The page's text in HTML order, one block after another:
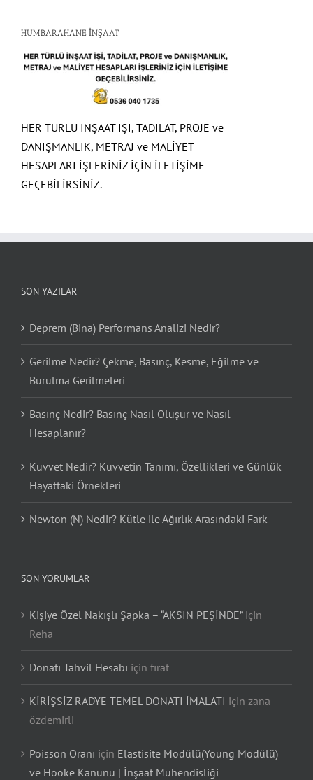
HUMBARAHANE İNŞAAT
HER TÜRLÜ İNŞAAT İŞİ, TADİLAT, PROJE ve
DANIŞMANLIK, METRAJ ve MALİYET
HESAPLARI İŞLERİNİZ İÇİN İLETİŞİME
GEÇEBİLİRSİNİZ.
SON YAZILAR
Deprem (Bina) Performans Analizi Nedir?
Gerilme Nedir? Çekme, Basınç, Kesme, Eğilme ve
Burulma Gerilmeleri
Basınç Nedir? Basınç Nasıl Oluşur ve Nasıl
Hesaplanır?
Kuvvet Nedir? Kuvvetin Tanımı, Özellikleri ve Günlük
Hayattaki Örnekleri
Newton (N) Nedir? Kütle ile Ağırlık Arasındaki Fark
SON YORUMLAR
Kişiye Özel Nakışlı Şapka – “AKSIN PEŞİNDE”için
Reha
Donatı Tahvil Hesabı için fırat
KİRİŞSİZ RADYE TEMEL DONATI İMALATI için zana
özdemirli
Poisson Oranı için Elastisite Modülü(Young Modülü)
ve Hooke Kanunu | İnşaat Mühendisliği